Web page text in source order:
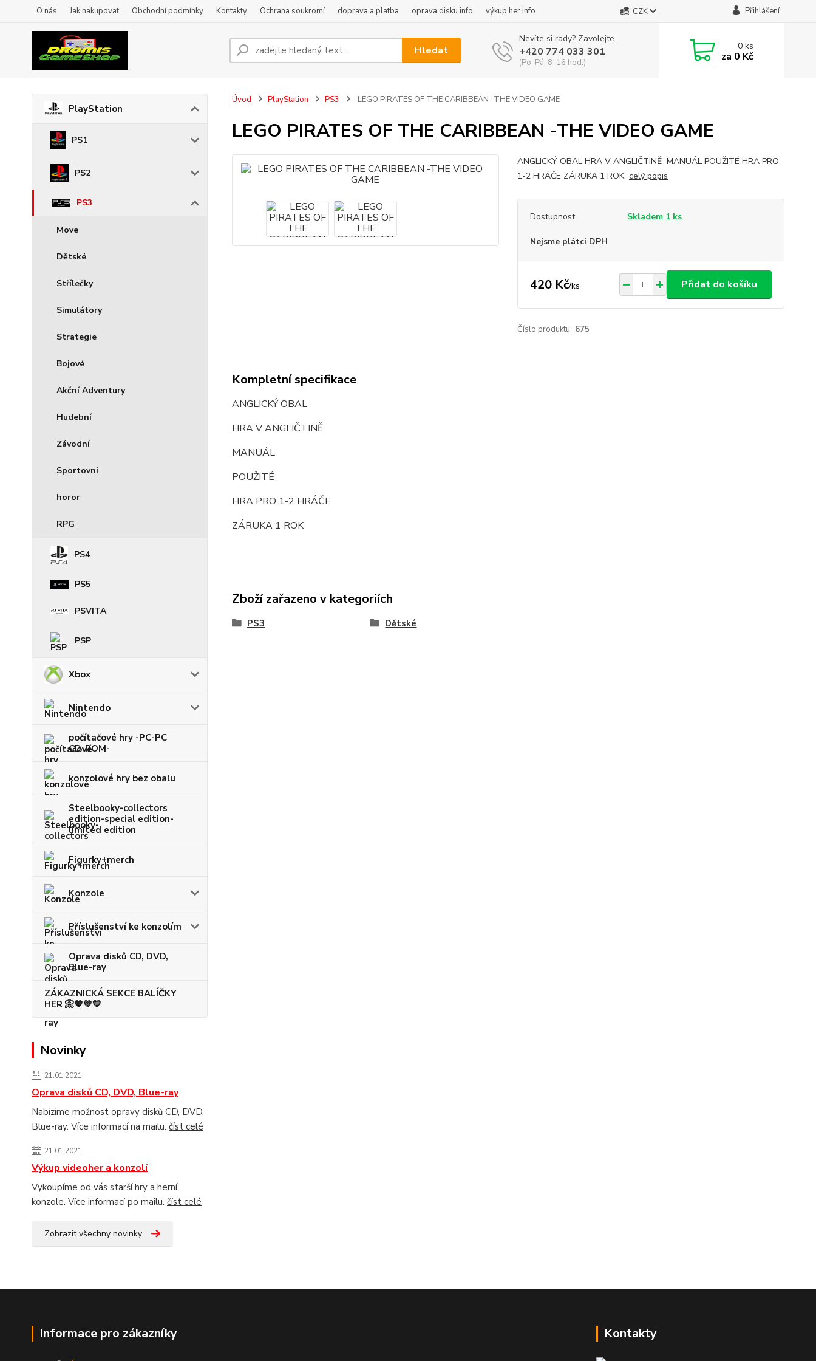
O nás Jak nakupovat Obchodní podmínky Kontakty Ochrana soukromí doprava a platba oprava disku info výkup her info CZK Přihlášení
Hledat
Nevíte si rady? Zavolejte.
+420 774 033 301
(Po-Pá, 8-16 hod.)
0ks
za 0 Kč
PlayStation
PS1
PS2
PS3
Move
Dětské
Střílečky
Simulátory
Strategie
Bojové
Akční Adventury
Hudební
Závodní
Sportovní
horor
RPG
PS4
PS5
PSVITA
PSP
Xbox
Nintendo
počítačové hry -PC-PC
CD-ROM-
konzolové hry bez obalu
Steelbooky-collectors
edition-special edition-
limited edition
Figurky+merch
Konzole
Příslušenství ke konzolím
Oprava disků CD, DVD,
Blue-ray
ZÁKAZNICKÁ SEKCE BALÍČKY
HER 📀🧡💚💛
Novinky
21.01.2021
Oprava disků CD, DVD, Blue-ray
Nabízíme možnost opravy disků CD, DVD,
Blue-ray. Více informací na mailu. číst celé
21.01.2021
Výkup videoher a konzolí
Vykoupíme od vás starší hry a herní
konzole. Více informací po mailu. číst celé
Zobrazit všechny novinky
Úvod PlayStation PS3 LEGO PIRATES OF THE CARIBBEAN -THE VIDEO GAME
LEGO PIRATES OF THE CARIBBEAN -THE VIDEO GAME
ANGLICKÝ OBAL HRA V ANGLIČTINĚ MANUÁL POUŽITÉ HRA PRO
1-2 HRÁČE ZÁRUKA 1 ROK celý popis
Dostupnost Skladem 1 ks
Nejsme plátci DPH
420 Kč/ks Přidat do košíku
Číslo produktu: 675
Kompletní specifikace
ANGLICKÝ OBAL
HRA V ANGLIČTINĚ
MANUÁL
POUŽITÉ
HRA PRO 1-2 HRÁČE
ZÁRUKA 1 ROK
Zboží zařazeno v kategoriích
PS3 Dětské
Informace pro zákazníky Kontakty